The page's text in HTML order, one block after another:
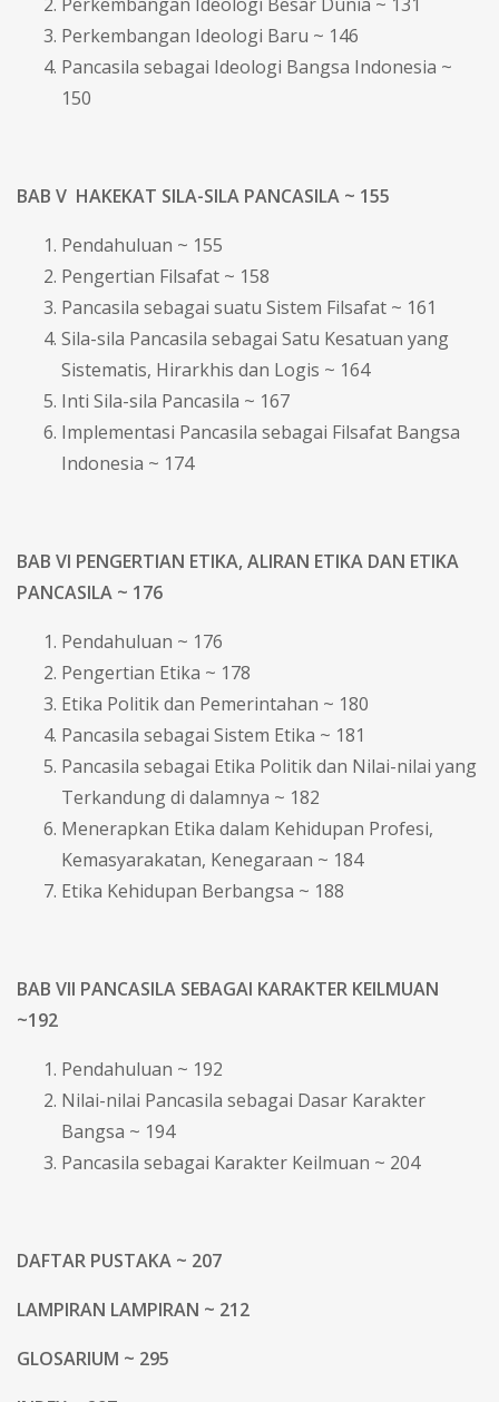
Perkembangan Ideologi Baru ~ 146
Pancasila sebagai Ideologi Bangsa Indonesia ~
150
BAB V HAKEKAT SILA-SILA PANCASILA ~ 155
Pendahuluan ~ 155
Pengertian Filsafat ~ 158
Pancasila sebagai suatu Sistem Filsafat ~ 161
Sila-sila Pancasila sebagai Satu Kesatuan yang
Sistematis, Hirarkhis dan Logis ~ 164
Inti Sila-sila Pancasila ~ 167
Implementasi Pancasila sebagai Filsafat Bangsa
Indonesia ~ 174
BAB VI PENGERTIAN ETIKA, ALIRAN ETIKA DAN ETIKA
PANCASILA ~ 176
Pendahuluan ~ 176
Pengertian Etika ~ 178
Etika Politik dan Pemerintahan ~ 180
Pancasila sebagai Sistem Etika ~ 181
Pancasila sebagai Etika Politik dan Nilai-nilai yang
Terkandung di dalamnya ~ 182
Menerapkan Etika dalam Kehidupan Profesi,
Kemasyarakatan, Kenegaraan ~ 184
Etika Kehidupan Berbangsa ~ 188
BAB VII PANCASILA SEBAGAI KARAKTER KEILMUAN
~192
Pendahuluan ~ 192
Nilai-nilai Pancasila sebagai Dasar Karakter
Bangsa ~ 194
Pancasila sebagai Karakter Keilmuan ~ 204
DAFTAR PUSTAKA ~ 207
LAMPIRAN LAMPIRAN ~ 212
GLOSARIUM ~ 295